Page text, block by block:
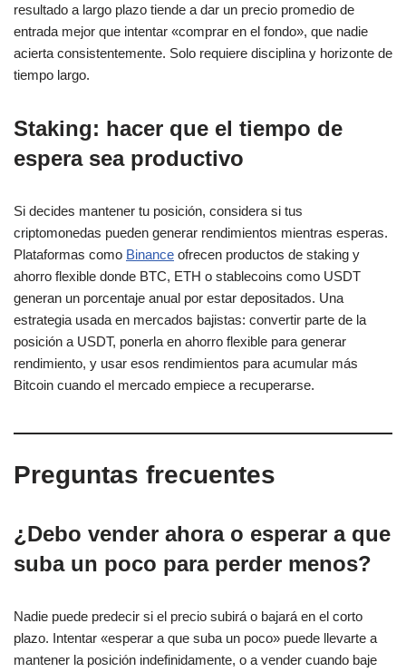
resultado a largo plazo tiende a dar un precio promedio de
entrada mejor que intentar «comprar en el fondo», que nadie
acierta consistentemente. Solo requiere disciplina y horizonte de
tiempo largo.
Staking: hacer que el tiempo de
espera sea productivo
Si decides mantener tu posición, considera si tus
criptomonedas pueden generar rendimientos mientras esperas.
Plataformas como Binance ofrecen productos de staking y
ahorro flexible donde BTC, ETH o stablecoins como USDT
generan un porcentaje anual por estar depositados. Una
estrategia usada en mercados bajistas: convertir parte de la
posición a USDT, ponerla en ahorro flexible para generar
rendimiento, y usar esos rendimientos para acumular más
Bitcoin cuando el mercado empiece a recuperarse.
Preguntas frecuentes
¿Debo vender ahora o esperar a que
suba un poco para perder menos?
Nadie puede predecir si el precio subirá o bajará en el corto
plazo. Intentar «esperar a que suba un poco» puede llevarte a
mantener la posición indefinidamente, o a vender cuando baje